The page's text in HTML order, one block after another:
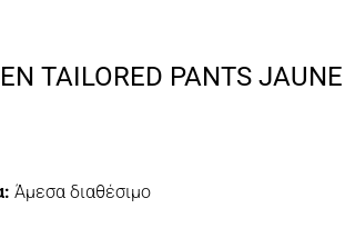
TAILORED PANTS
Άμεσα διαθέσιμο